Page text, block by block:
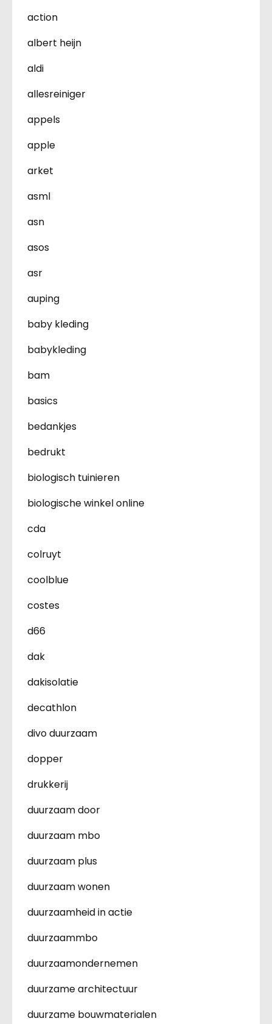
action
albert heijn
aldi
allesreiniger
appels
apple
arket
asml
asn
asos
asr
auping
baby kleding
babykleding
bam
basics
bedankjes
bedrukt
biologisch tuinieren
biologische winkel online
cda
colruyt
coolblue
costes
d66
dak
dakisolatie
decathlon
divo duurzaam
dopper
drukkerij
duurzaam door
duurzaam mbo
duurzaam plus
duurzaam wonen
duurzaamheid in actie
duurzaammbo
duurzaamondernemen
duurzame architectuur
duurzame bouwmaterialen